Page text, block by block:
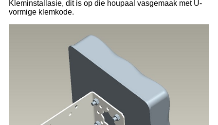
Kleminstallasie, dit is op die houpaal vasgemaak met U-
vormige klemkode.